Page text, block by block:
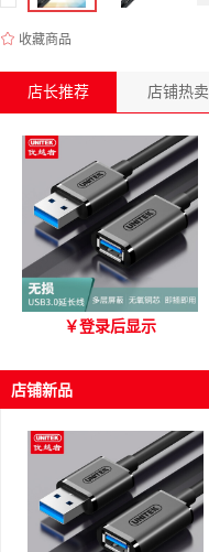
收藏商品
店长推荐 店铺热卖
优越者Y-C479国标无氧铜
￥登录后显示
店铺新品